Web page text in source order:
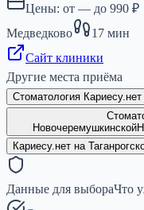
Цены: от — до 990 ₽
Медведково
17 мин
Сайт клиники
Другие места приёма
Стоматология
Новочеремушкинской
Кариесу.нет на
Данные для выбораЧто